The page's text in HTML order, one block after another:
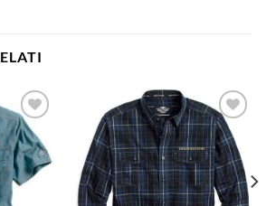
Aggiungi
alla lista
dei
desideri
Aggiungi
alla lista
dei
desideri